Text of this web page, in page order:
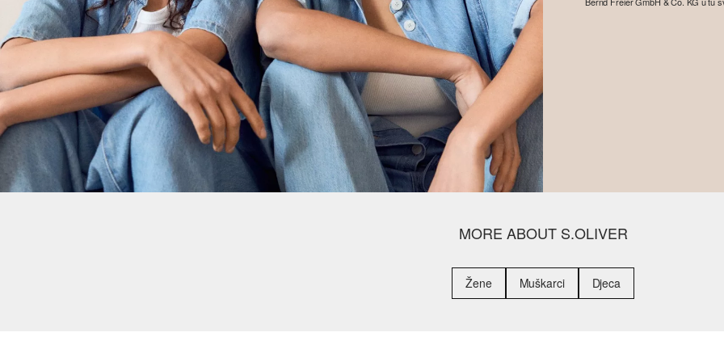
MORE ABOUT S.OLIVER
Žene Muškarci Djeca